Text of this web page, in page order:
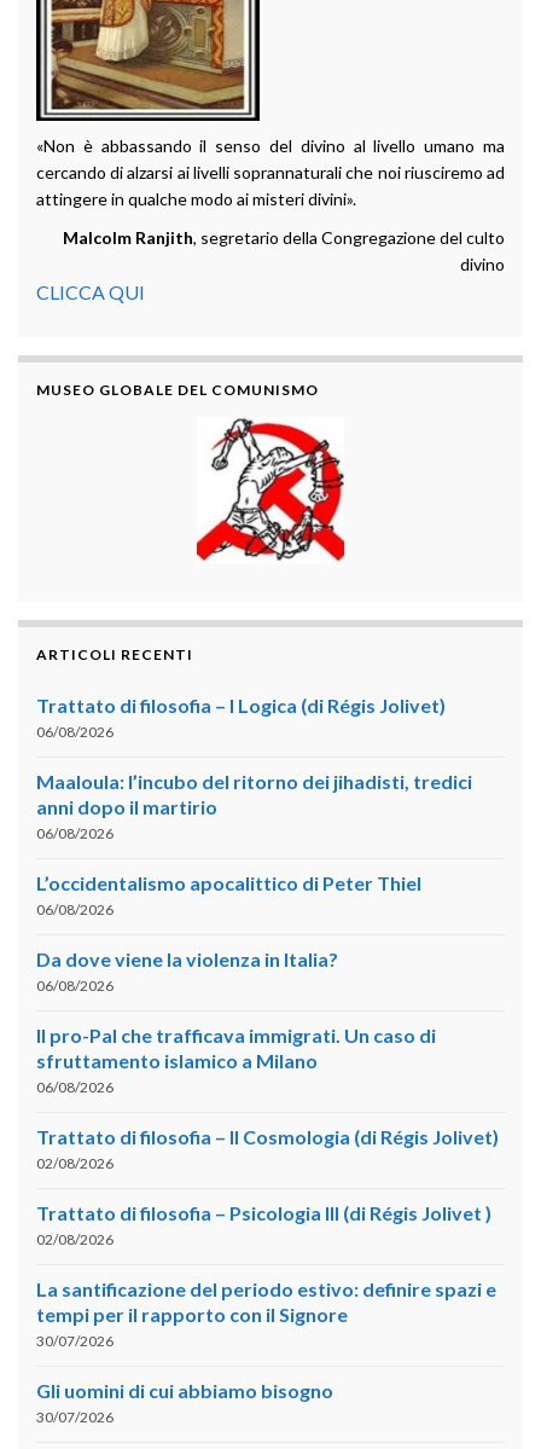
«Non è abbassando il senso del divino al livello umano ma
cercando di alzarsi ai livelli soprannaturali che noi riusciremo ad
attingere in qualche modo ai misteri divini».
Malcolm Ranjith, segretario della Congregazione del culto
divino
CLICCA QUI
MUSEO GLOBALE DEL COMUNISMO
ARTICOLI RECENTI
Trattato di filosofia – I Logica (di Régis Jolivet)
06/08/2026
Maaloula: l’incubo del ritorno dei jihadisti, tredici
anni dopo il martirio
06/08/2026
L’occidentalismo apocalittico di Peter Thiel
06/08/2026
Da dove viene la violenza in Italia?
06/08/2026
Il pro-Pal che trafficava immigrati. Un caso di
sfruttamento islamico a Milano
06/08/2026
Trattato di filosofia – II Cosmologia (di Régis Jolivet)
02/08/2026
Trattato di filosofia – Psicologia III (di Régis Jolivet )
02/08/2026
La santificazione del periodo estivo: definire spazi e
tempi per il rapporto con il Signore
30/07/2026
Gli uomini di cui abbiamo bisogno
30/07/2026